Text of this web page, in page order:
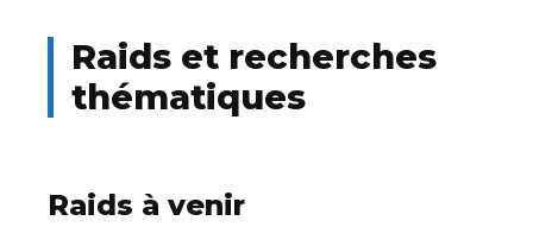
Raids et recherches
thématiques
Raids à venir